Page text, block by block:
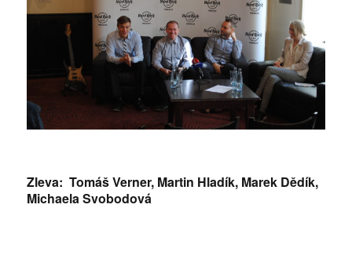
Zleva: Tomáš Verner, Martin Hladík, Marek Dědík,
Michaela Svobodová